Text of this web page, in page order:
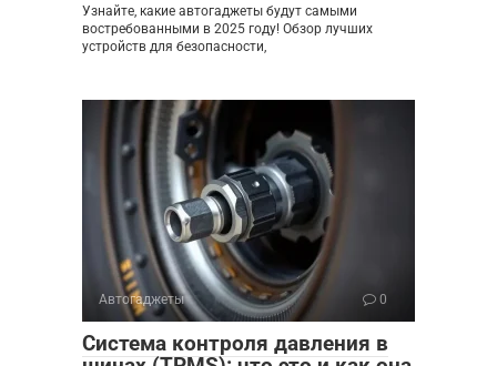
Узнайте, какие автогаджеты будут самыми
востребованными в 2025 году! Обзор лучших
устройств для безопасности,
Автогаджеты 0
Система контроля давления в